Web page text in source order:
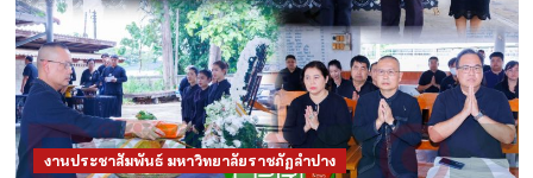
งานประชาสัมพันธ์ มหาวิทยาลัยราชภัฏลำปาง